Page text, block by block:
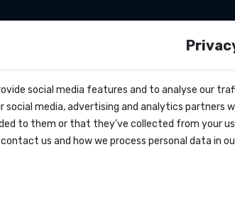
pays :
envoyer des
social media features and to analyse our
media, advertising and analytics partners
to them or that they’ve collected from your
us and how we process personal data in